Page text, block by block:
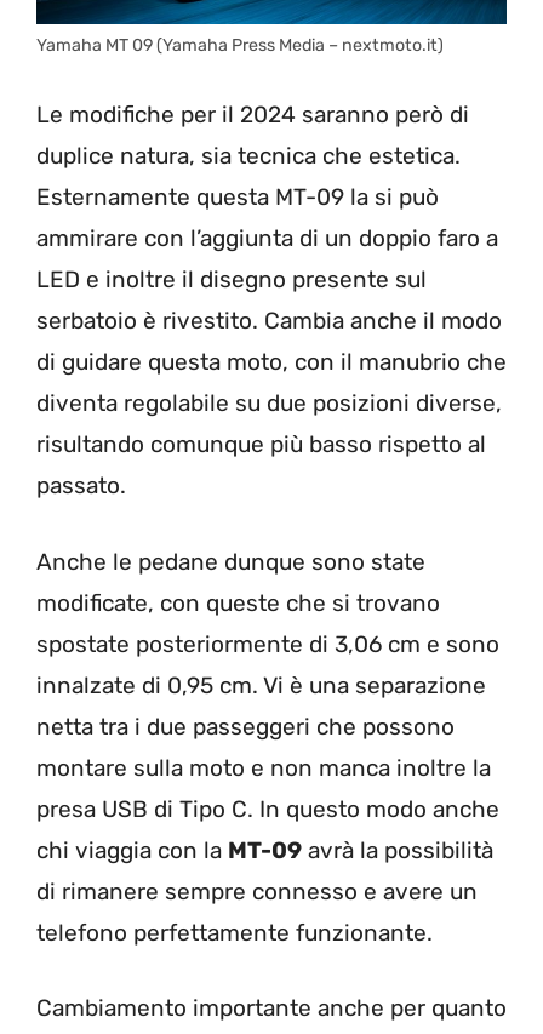
Yamaha MT 09 (Yamaha Press Media – nextmoto.it)
Le modifiche per il 2024 saranno però di
duplice natura, sia tecnica che estetica.
Esternamente questa MT-09 la si può
ammirare con l’aggiunta di un doppio faro a
LED e inoltre il disegno presente sul
serbatoio è rivestito. Cambia anche il modo
di guidare questa moto, con il manubrio che
diventa regolabile su due posizioni diverse,
risultando comunque più basso rispetto al
passato.
Anche le pedane dunque sono state
modificate, con queste che si trovano
spostate posteriormente di 3,06 cm e sono
innalzate di 0,95 cm. Vi è una separazione
netta tra i due passeggeri che possono
montare sulla moto e non manca inoltre la
presa USB di Tipo C. In questo modo anche
chi viaggia con la MT-09 avrà la possibilità
di rimanere sempre connesso e avere un
telefono perfettamente funzionante.
Cambiamento importante anche per quanto